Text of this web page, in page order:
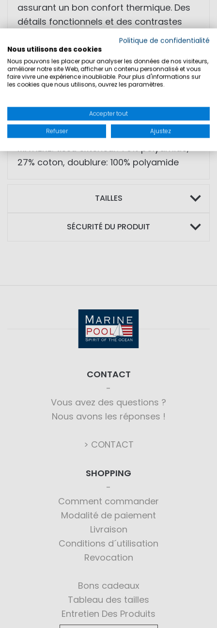
assurant un bon confort thermique. Des
détails fonctionnels et des contrastes
apportent un style maritime moderne.
• Imperméable (WP 5.000 mm)
• Respirante (MVP 5.000 g/m²/24h)
• Fermeture zippée double sens
• Fentes latérales avec boutons-pression
• Doublure en mesh pour plus de confort
MATIÈRE: tissu extérieur: 73% polyamide,
27% coton, doublure: 100% polyamide
TAILLES
SÉCURITÉ DU PRODUIT
CONTACT
Vous avez des questions ?
Nous avons les réponses !
> CONTACT
SHOPPING
Comment commander
Modalité de paiement
Livraison
Conditions d´utilisation
Revocation
Bons cadeaux
Tableau des tailles
Entretien Des Produits
Politique de confidentialité
Nous utilisons des cookies
Nous pouvons les placer pour analyser les données de nos visiteurs,
améliorer notre site Web, afficher un contenu personnalisé et vous
faire vivre une expérience inoubliable. Pour plus d'informations sur
les cookies que nous utilisons, ouvrez les paramètres.
Accepter tout
Refuser Ajustez